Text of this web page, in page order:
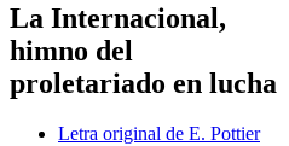
La Internacional,
himno del
proletariado en lucha
Letra original de E. Pottier